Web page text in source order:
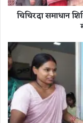
शि
उ
म
ड़ा
ज
न
सै
ला
ब
चिचिरदा समाधान
छ
त्ती
स
ग
ढ़
का
आ
जी